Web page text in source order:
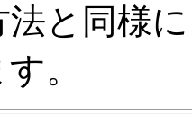
と同様
。